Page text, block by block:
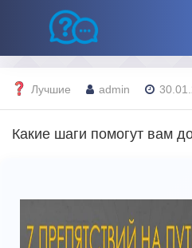
Лучшие admin
Какие шаги помогут вам